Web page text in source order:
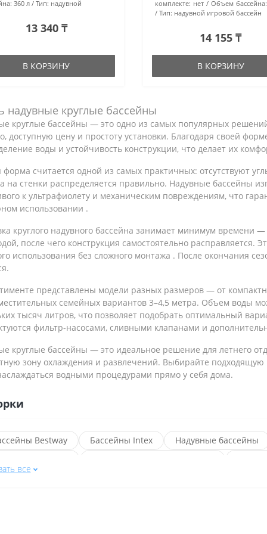
360 л Тип: надувной
13 340 ₸
В КОРЗИНУ
комплекте: нет
Объем бассейна:
Тип: надувной игровой бассейн
14 155 ₸
В КОРЗИНУ
надувные круглые бассейны
круглые бассейны — это одно из самых популярных
доступную цену и простоту установки. Благодаря своей
воды и устойчивость конструкции, что делает их
форма считается одной из самых практичных: отсутствуют
на стенки распределяется правильно. Надувные бассейны
к ультрафиолету и механическим повреждениям, что
использовании .
круглого надувного бассейна занимает минимум времени
после чего конструкция самостоятельно расправляется.
использования без сложного монтажа . После окончания
представлены модели разных размеров — от
семейных вариантов 3–4,5 метра. Объем воды
тысяч литров, что позволяет подобрать оптимальный
фильтр-насосами, сливными клапанами и
круглые бассейны — это идеальное решение для летнего
зону охлаждения и развлечений. Выбирайте подходящую
водными процедурами прямо у себя дома.
Bestway Бассейны Intex
Надувные бассейны
все